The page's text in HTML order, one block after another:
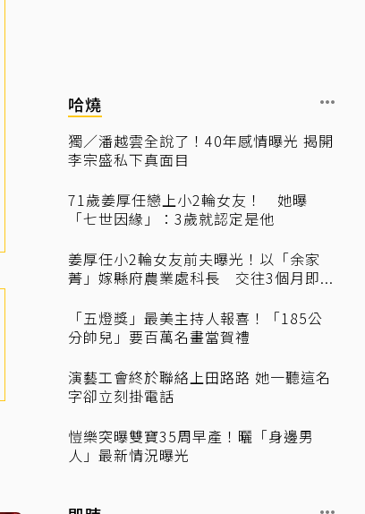
哈燒
獨／潘越雲全說了！40年感情曝光 揭開
李宗盛私下真面目
71歲姜厚任戀上小2輪女友！ 她曝
「七世因緣」：3歲就認定是他
姜厚任小2輪女友前夫曝光！以「余家
菁」嫁縣府農業處科長 交往3個月即...
「五燈獎」最美主持人報喜！「185公
分帥兒」要百萬名畫當賀禮
演藝工會終於聯絡上田路路 她一聽這名
字卻立刻掛電話
愷樂突曝雙寶35周早產！曬「身邊男
人」最新情況曝光